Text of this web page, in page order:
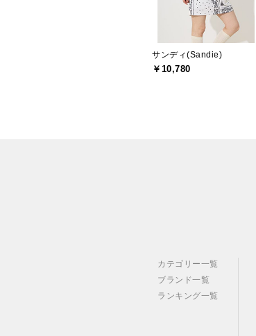
サンディ(Sandie)
￥10,780
カテゴリー一覧
ブランド一覧
ランキング一覧